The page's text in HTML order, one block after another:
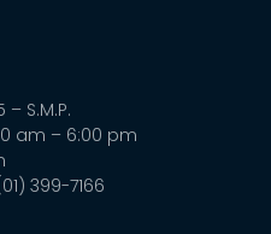
S.M.P.
am – 6:00 pm
399-7166